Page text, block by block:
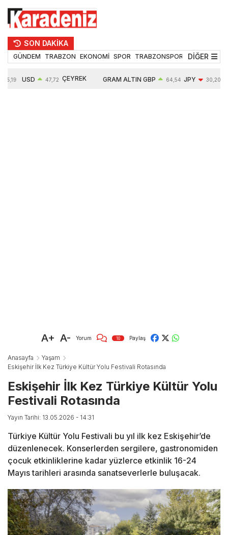
SON DAKİKA
GÜNDEM TRABZON EKONOMİ SPOR TRABZONSPOR TEKNOLOJİ
DİĞER
55,19 USD 47,72 ÇEYREK GRAM ALTIN GBP 64,54 JPY 30,20
A+ A- Yorum 10 Paylaş
Anasayfa
Yaşam
Eskişehir İlk Kez Türkiye Kültür Yolu Festivali Rotasında
Eskişehir İlk Kez Türkiye Kültür Yolu
Festivali Rotasında
Yayın Tarihi: 13.05.2026 - 14:31
Türkiye Kültür Yolu Festivali bu yıl ilk kez Eskişehir’de
düzenlenecek. Konserlerden sergilere, gastronomiden
çocuk etkinliklerine kadar yüzlerce etkinlik 16-24
Mayıs tarihleri arasında sanatseverlerle buluşacak.